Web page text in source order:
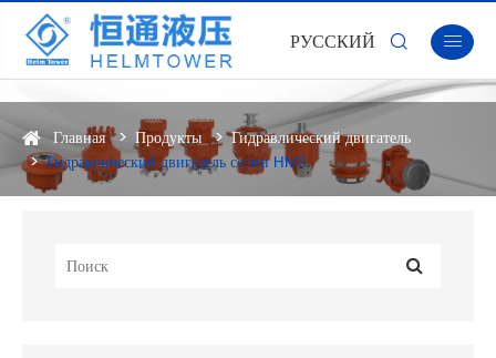
РУССКИЙ  
Главная Продукты
Гидравлический двигатель
Гидравлический двигатель серии HMS